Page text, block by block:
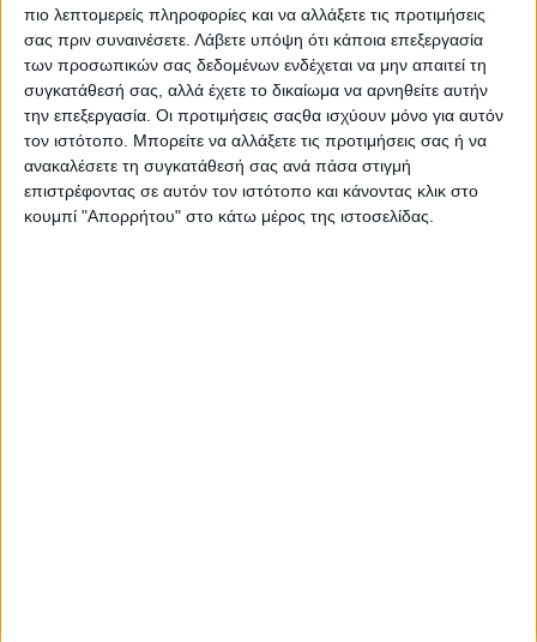
πιο λεπτομερείς πληροφορίες και να αλλάξετε τις προτιμήσεις
σας πριν συναινέσετε. Λάβετε υπόψη ότι κάποια επεξεργασία
των προσωπικών σας δεδομένων ενδέχεται να μην απαιτεί τη
συγκατάθεσή σας, αλλά έχετε το δικαίωμα να αρνηθείτε αυτήν
την επεξεργασία. Οι προτιμήσεις σαςθα ισχύουν μόνο για αυτόν
τον ιστότοπο. Μπορείτε να αλλάξετε τις προτιμήσεις σας ή να
ανακαλέσετε τη συγκατάθεσή σας ανά πάσα στιγμή
επιστρέφοντας σε αυτόν τον ιστότοπο και κάνοντας κλικ στο
κουμπί "Απορρήτου" στο κάτω μέρος της ιστοσελίδας.
Επικαιρότητα
KTM-Husqvarna: Και επίσημα στην Ευρώπη η
ανάκληση των μονοκύλινδρων 400ριών
Οι Husqvarna και KTM ανακοίνωσαν και επίσημα την
ανάκληση των Svartpilen/Vitpilen 401 και&nbsp;390 K...
Επικαιρότητα